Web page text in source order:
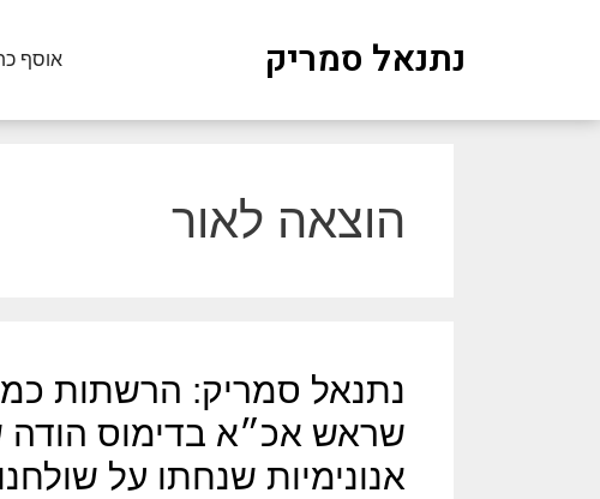
נתנאל סמריק אוסף
הוצאה לאור
נתנאל סמריק: הרשתות
שראש אכ״א בדימוס הודה
אנונימיות שנחתו על